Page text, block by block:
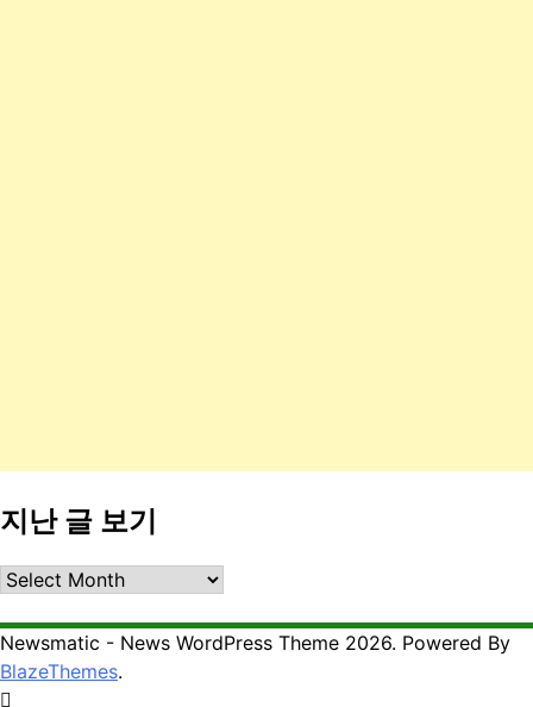
지난 글 보기
지
글
보
기
Newsmatic - News WordPress Theme 2026. Powered By
BlazeThemes.